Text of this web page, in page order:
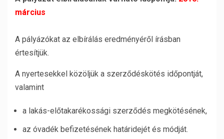
március
A pályázókat az elbírálás eredményéről írásban
értesítjük.
A nyertesekkel közöljük a szerződéskötés időpontját,
valamint
a lakás-előtakarékossági szerződés megkötésének,
az óvadék befizetésének határidejét és módját.